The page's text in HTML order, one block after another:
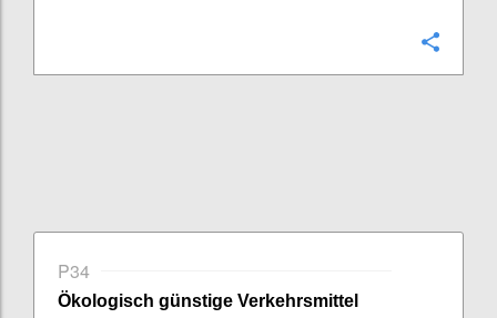
P34
Ökologisch günstige Verkehrsmittel